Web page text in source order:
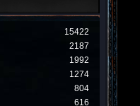
15422
2187
1992
1274
804
616